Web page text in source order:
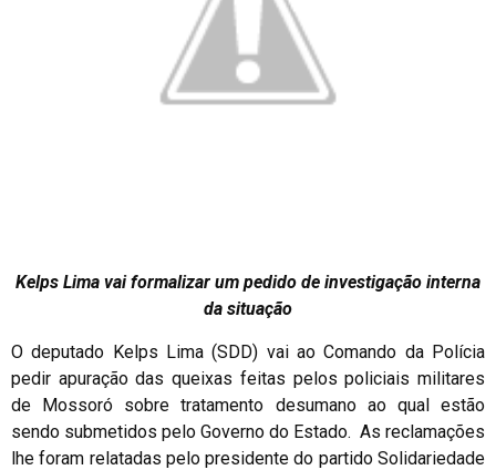
Kelps Lima vai formalizar um pedido de investigação interna
da situação
O deputado Kelps Lima (SDD) vai ao Comando da Polícia
pedir apuração das queixas feitas pelos policiais militares
de Mossoró sobre tratamento desumano ao qual estão
sendo submetidos pelo Governo do Estado. As reclamações
lhe foram relatadas pelo presidente do partido Solidariedade